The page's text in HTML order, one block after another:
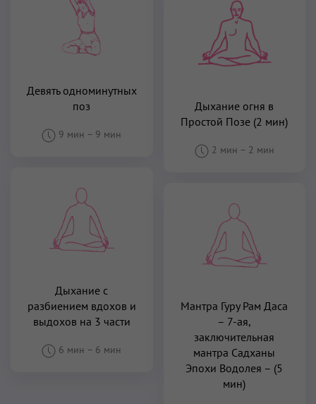
Девять одноминутных
поз
9 мин – 9 мин
Дыхание огня в
Простой Позе (2 мин)
2 мин – 2 мин
Дыхание с
разбиением вдохов и
выдохов на 3 части
6 мин – 6 мин
Мантра Гуру Рам Даса
– 7-ая,
заключительная
мантра Садханы
Эпохи Водолея – (5
мин)